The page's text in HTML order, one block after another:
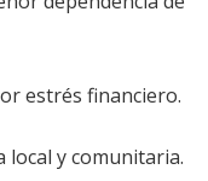
estrés financiero.
local y comunitaria.